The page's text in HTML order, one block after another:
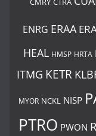
CMRY CTRA
ENRG ERAA
HEAL HMSP HRTA
ITMG KETR
MYOR NCKL NISP
PTRO PWON